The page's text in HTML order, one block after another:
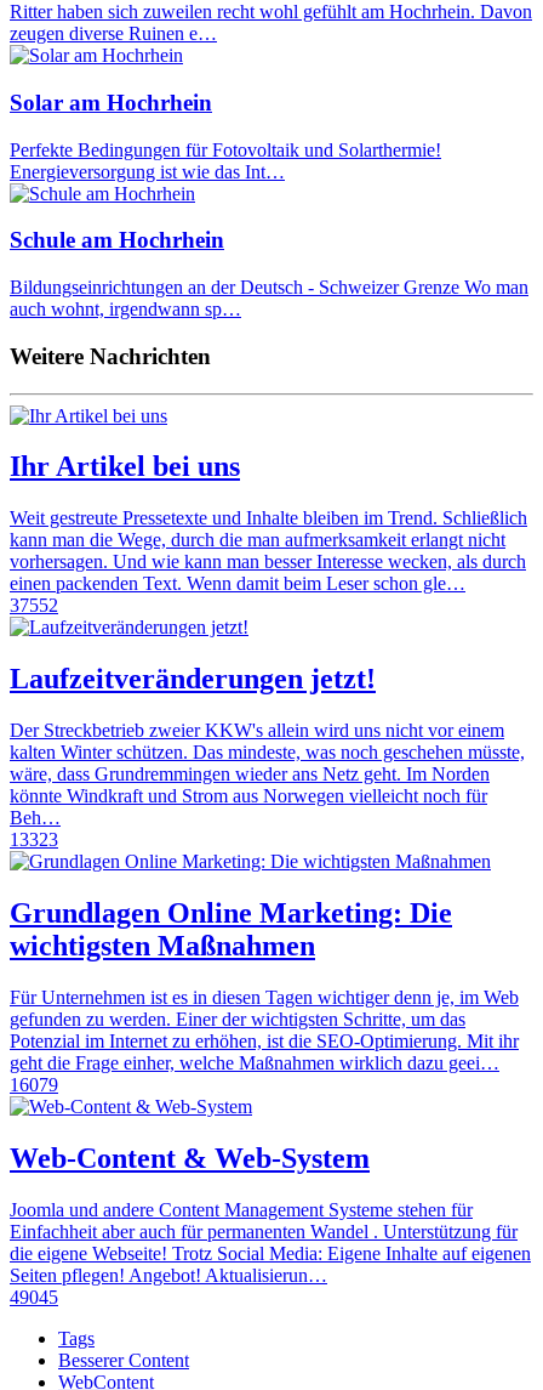
Ritter haben sich zuweilen recht wohl gefühlt am Hochrhein. Davon
zeugen diverse Ruinen e…
Solar am Hochrhein
Perfekte Bedingungen für Fotovoltaik und Solarthermie!
Energieversorgung ist wie das Int…
Schule am Hochrhein
Bildungseinrichtungen an der Deutsch - Schweizer Grenze Wo man
auch wohnt, irgendwann sp…
Weitere Nachrichten
Ihr Artikel bei uns
Weit gestreute Pressetexte und Inhalte bleiben im Trend. Schließlich
kann man die Wege, durch die man aufmerksamkeit erlangt nicht
vorhersagen. Und wie kann man besser Interesse wecken, als durch
einen packenden Text. Wenn damit beim Leser schon gle…
37552
Laufzeitveränderungen jetzt!
Der Streckbetrieb zweier KKW's allein wird uns nicht vor einem
kalten Winter schützen. Das mindeste, was noch geschehen müsste,
wäre, dass Grundremmingen wieder ans Netz geht. Im Norden
könnte Windkraft und Strom aus Norwegen vielleicht noch für
Beh…
13323
Grundlagen Online Marketing: Die
wichtigsten Maßnahmen
Für Unternehmen ist es in diesen Tagen wichtiger denn je, im Web
gefunden zu werden. Einer der wichtigsten Schritte, um das
Potenzial im Internet zu erhöhen, ist die SEO-Optimierung. Mit ihr
geht die Frage einher, welche Maßnahmen wirklich dazu geei…
16079
Web-Content & Web-System
Joomla und andere Content Management Systeme stehen für
Einfachheit aber auch für permanenten Wandel . Unterstützung für
die eigene Webseite! Trotz Social Media: Eigene Inhalte auf eigenen
Seiten pflegen! Angebot! Aktualisierun…
49045
Tags
Besserer Content
WebContent